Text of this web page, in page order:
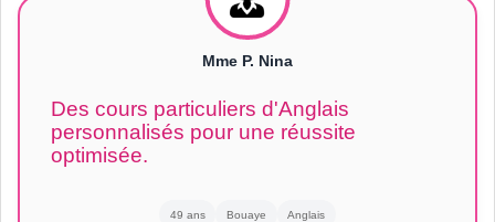
Mme P. Nina
Des cours particuliers d'Anglais
personnalisés pour une réussite
optimisée.
49 ans Bouaye Anglais